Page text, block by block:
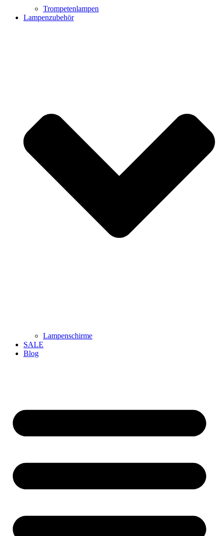
Trompetenlampen
Lampenzubehör
Lampenschirme
SALE
Blog